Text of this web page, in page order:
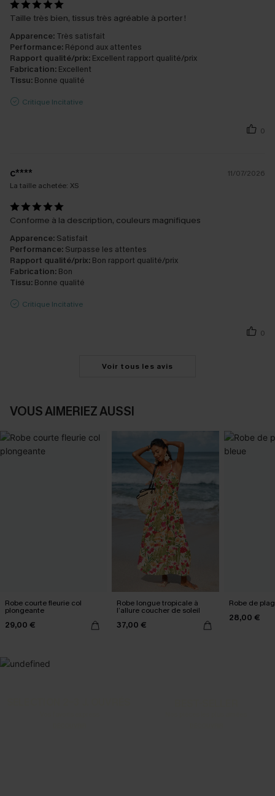
Taille très bien, tissus très agréable à porter !
Apparence: Très satisfait
Performance: Répond aux attentes
Rapport qualité/prix: Excellent rapport qualité/prix
Fabrication: Excellent
Tissu: Bonne qualité
Critique Incitative
0
c****
11/07/2026
La taille achetée: XS
Conforme à la description, couleurs magnifiques
Apparence: Satisfait
Performance: Surpasse les attentes
Rapport qualité/prix: Bon rapport qualité/prix
Fabrication: Bon
Tissu: Bonne qualité
Critique Incitative
0
Voir tous les avis
VOUS AIMERIEZ AUSSI
Robe courte fleurie col
plongeante
29,00 €
Robe longue tropicale à
l’allure coucher de soleil
37,00 €
Robe de
28,00 €